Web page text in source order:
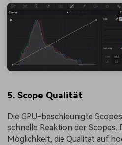
5. Scope Qualität
Die GPU-beschleunigte
schnelle Reaktion der Scopes.
Möglichkeit, die Qualität auf